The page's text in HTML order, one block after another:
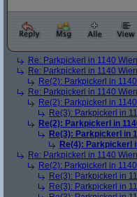
Re: Parkpickerl in 1140 Wien
Re: Parkpickerl in 1140 Wien
Re(2): Parkpickerl in
Re: Parkpickerl in 1140 Wien
Re(2): Parkpickerl in
Re(3): Parkpickerl in
Re(2): Parkpickerl in
Re(3): Parkpickerl in
Re(4): Parkpickerl
Re: Parkpickerl in 1140 Wien
Re(2): Parkpickerl in
Re(3): Parkpickerl in
Re(3): Parkpickerl in